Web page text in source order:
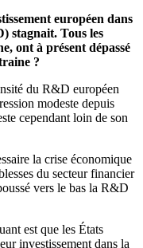
européen dans
stagnait. Tous les
ont à présent dépassé
?
du R&D européen
modeste depuis
cependant loin de son
la crise économique
du secteur financier
vers le bas la R&D
est que les États
investissement dans la